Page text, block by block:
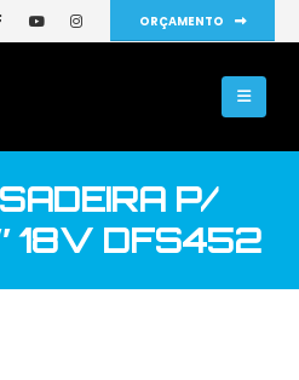
ORÇAMENTO
P/
18V DFS452